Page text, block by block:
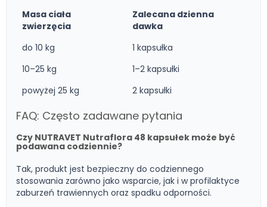
Masa ciała
zwierzęcia
Zalecana dzienna
dawka
do 10 kg
1 kapsułka
10–25 kg
1–2 kapsułki
powyżej 25 kg
2 kapsułki
FAQ: Często zadawane pytania
Czy NUTRAVET Nutraflora 48 kapsułek może być
podawana codziennie?
Tak, produkt jest bezpieczny do codziennego
stosowania zarówno jako wsparcie, jak i w profilaktyce
zaburzeń trawiennych oraz spadku odporności.